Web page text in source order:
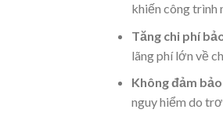
khiến công trình
Tăng chi phí
lãng phí lớn về
Không đảm
nguy hiểm do